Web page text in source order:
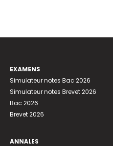
EXAMENS
Simulateur notes Bac 2026
Simulateur notes Brevet 2026
Bac 2026
Brevet 2026
ANNALES